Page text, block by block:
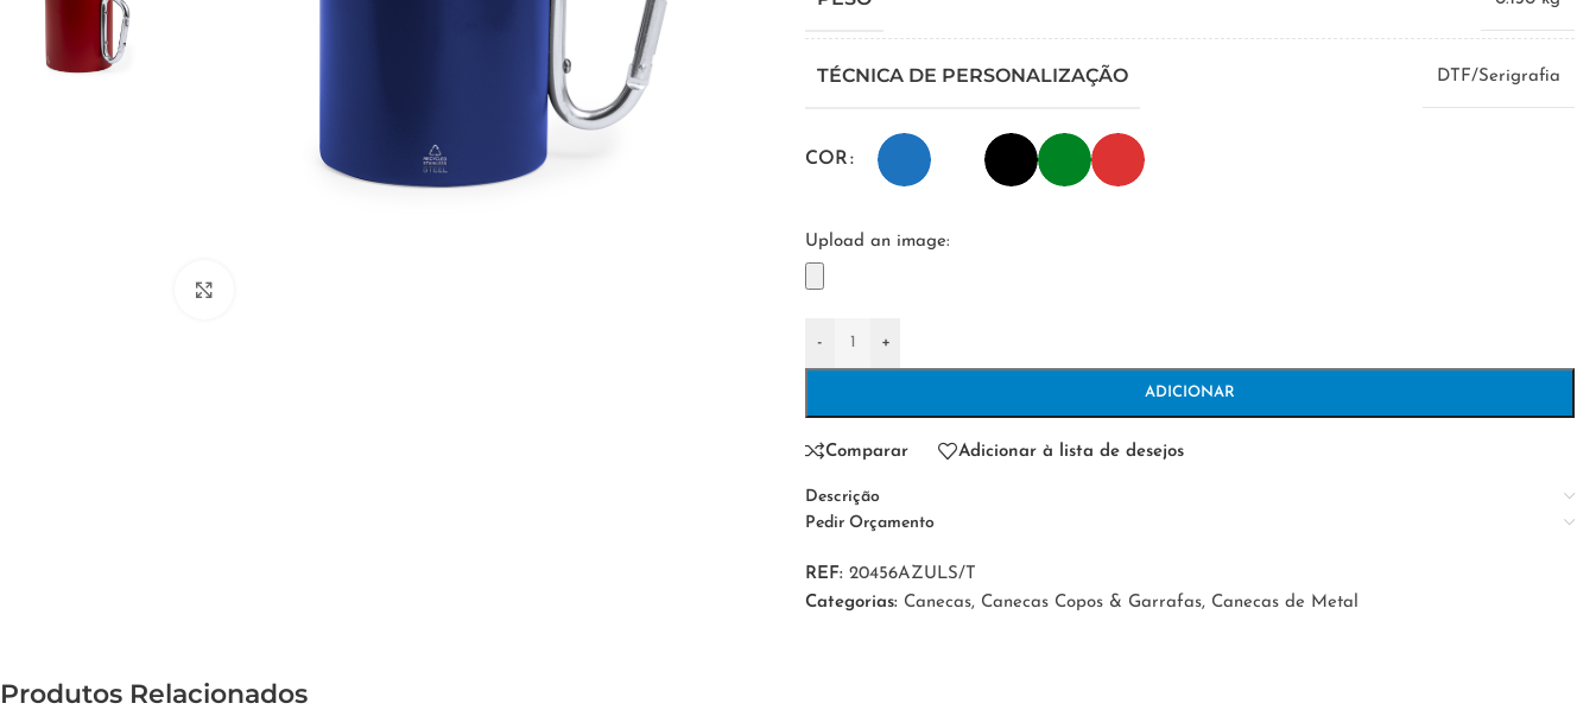
TÉCNICA DE PERSONALIZAÇÃO DTF/Serigrafia
COR
Upload an image:
- +
ADICIONAR
Comparar Adicionar à lista de desejos
Descrição
Pedir Orçamento
REF: 20456AZULS/T
Categorias: Canecas, Canecas Copos & Garrafas, Canecas de Metal
Produtos Relacionados